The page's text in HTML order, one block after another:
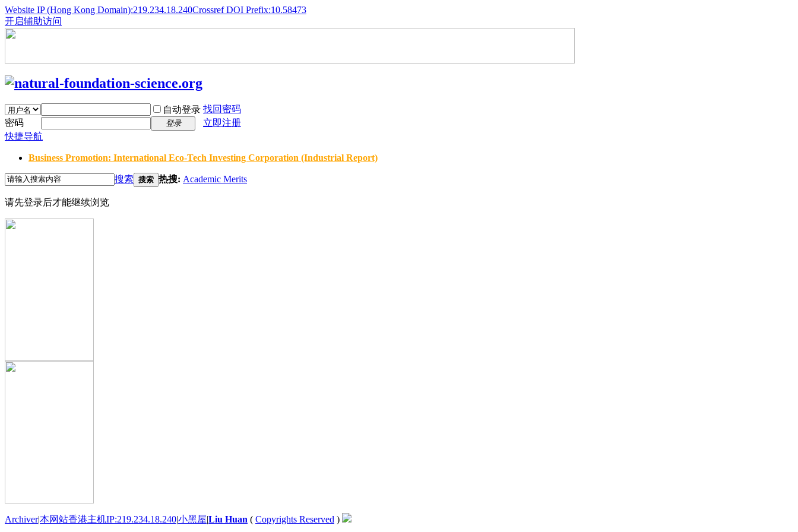
Website IP (Hong Kong Domain):219.234.18.240Crossref DOI Prefix:10.58473
开启辅助访问
自动登录 找回密码
密码
登录
立即注册
快捷导航
Business Promotion: International Eco-Tech Investing Corporation (Industrial Report)
搜索 搜索 热搜: Academic Merits
请先登录后才能继续浏览
Archiver|本网站香港主机IP:219.234.18.240|小黑屋|Liu Huan ( Copyrights Reserved )